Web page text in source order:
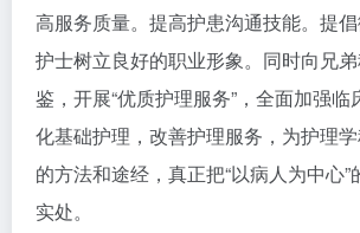
高服务质量。提高护患沟通技能。提
护士树立良好的职业形象。同时向兄
鉴，开展“优质护理服务”，全面加强临
化基础护理，改善护理服务，为护理
的方法和途经，真正把“以病人为中心
实处。